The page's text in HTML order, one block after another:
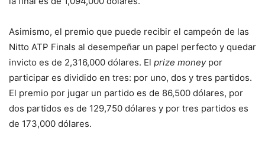
Asimismo, el premio que puede recibir el campeón de las
Nitto ATP Finals al desempeñar un papel perfecto y quedar
invicto es de 2,316,000 dólares. El prize money por
participar es dividido en tres: por uno, dos y tres partidos.
El premio por jugar un partido es de 86,500 dólares, por
dos partidos es de 129,750 dólares y por tres partidos es
de 173,000 dólares.